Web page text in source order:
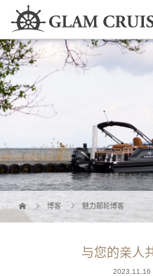
博客 魅力邮轮博客
与您的亲人
2023.11.16